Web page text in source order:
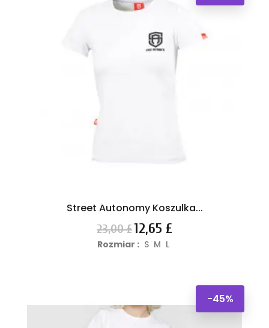
Street Autonomy Koszulka...
Cena
podstawowa
23,00 £Cena
12,65 £
Rozmiar : S M L
-45%